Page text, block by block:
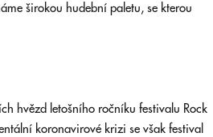
širokou hudební paletu, se kterou
hvězd letošního ročníku festivalu Rock
koronavirové krizi se však festival